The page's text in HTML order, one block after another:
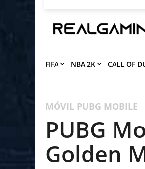
notificaciones
FIFA NBA 2K CALL OF
MÓVIL PUBG MOBILE
PUBG
Golden